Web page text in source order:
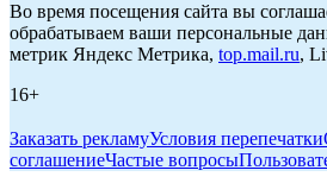
Во время посещения сайта вы
обрабатываем ваши персональные
метрик Яндекс Метрика, top.mail.ru,
16+
Заказать рекламуУсловия перепечатки
соглашениеЧастые вопросы